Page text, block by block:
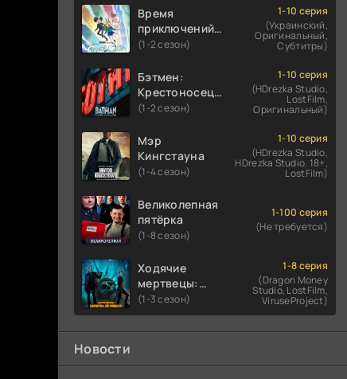
Время
приключений:
Фионна и Кейк
(1-2 сезон)
1-10 серия
(Украинский,
Оригинальный,
Субтитры)
Бэтмен:
Крестоносец в
плаще
(1-2 сезон)
1-10 серия
(HDrezka Studio,
LostFilm,
Оригинальный)
Мэр
Кингстауна
(1-4 сезон)
1-10 серия
(HDrezka Studio,
HDrezka Studio. 18+,
LostFilm)
Великолепная
пятёрка
(1-8 сезон)
1-100 серия
(Не требуется)
Ходячие
мертвецы:
Мертвый
город
(1-3 сезон)
1-8 серия
(Dragon Money
Studio, LostFilm,
ViruseProject)
Новости